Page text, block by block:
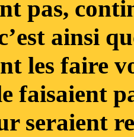
pas,
ainsi
les faire
faisaient
seraient